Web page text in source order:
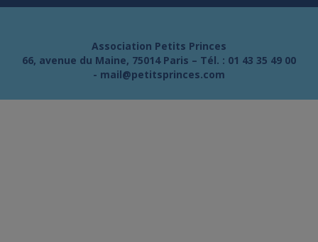
Association Petits Princes
66, avenue du Maine, 75014 Paris – Tél. : 01 43 35 49 00
- mail@petitsprinces.com